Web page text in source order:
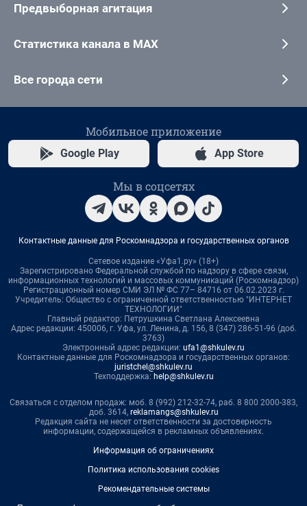
Предвыборная агитация
Статистика канала в MAX
Все города сети
Мобильное приложение
Google Play App Store
Мы в соцсетях
Контактные данные для Роскомнадзора и государственных органов
Сетевое издание «Уфа1.ру» (18+)
Зарегистрировано Федеральной службой по надзору в сфере связи,
информационных технологий и массовых коммуникаций (Роскомнадзор)
Регистрационный номер СМИ ЭЛ № ФС 77– 84716 от 06.02.2023 г.
Учредитель: Общество с ограниченной ответственностью "ИНТЕРНЕТ
ТЕХНОЛОГИИ"
Главный редактор: Петрушкина Светлана Алексеевна
Адрес редакции: 450006, г. Уфа, ул. Ленина, д. 156, 8 (347) 286-51-96 (доб.
3763)
Электронный адрес редакции: ufa1@shkulev.ru
Контактные данные для Роскомнадзора и государственных органов:
juristchel@shkulev.ru
Техподдержка: help@shkulev.ru
Связаться с отделом продаж: моб. 8 (992) 212-32-74, раб. 8 800 2000-383,
доб. 3614, reklamangs@shkulev.ru
Редакция сайта не несет ответственности за достоверность
информации, содержащейся в рекламных объявлениях.
Информация об ограничениях
Политика использования cookies
Рекомендательные системы